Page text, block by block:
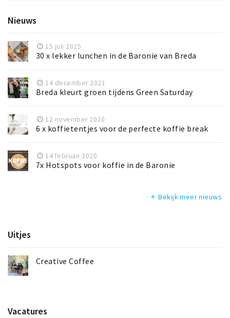
Nieuws
15 juli 2025
30 x lekker lunchen in de Baronie van Breda
14 december 2021
Breda kleurt groen tijdens Green Saturday
12 november 2020
6 x koffietentjes voor de perfecte koffie break
14 februari 2020
7x Hotspots voor koffie in de Baronie
add Bekijk meer nieuws
Uitjes
Creative Coffee
Vacatures